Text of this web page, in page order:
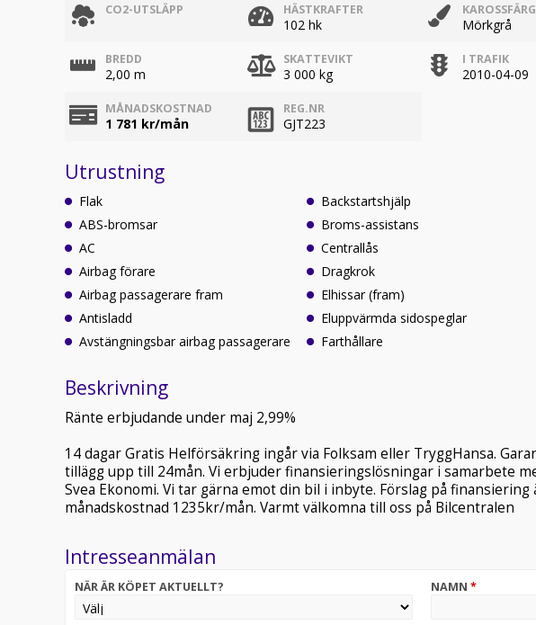
CO2-UTSLÄPP HÄSTKRAFTER
102 hk
KAROSSFÄRG
Mörkgrå
BREDD
2,00 m
SKATTEVIKT
3 000 kg
I TRAFIK
2010-04-09
MÅNADSKOSTNAD
1 781 kr/mån
REG.NR
GJT223
Utrustning
Flak
ABS-bromsar
AC
Airbag förare
Airbag passagerare fram
Antisladd
Avstängningsbar airbag passagerare
Backstartshjälp
Broms-assistans
Centrallås
Dragkrok
Elhissar (fram)
Eluppvärmda sidospeglar
Farthållare
Beskrivning
Ränte erbjudande under maj 2,99%
14 dagar Gratis Helförsäkring ingår via Folksam eller TryggHansa.
tillägg upp till 24mån. Vi erbjuder finansieringslösningar i samarbete
Svea Ekonomi. Vi tar gärna emot din bil i inbyte. Förslag på finansiering
månadskostnad 1235kr/mån. Varmt välkomna till oss på Bilcentralen
Intresseanmälan
NÄR ÄR KÖPET AKTUELLT? NAMN *